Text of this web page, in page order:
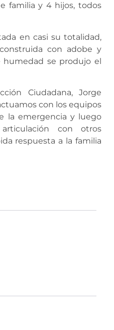
familia y 4 hijos, todos
en casi su totalidad,
con adobe y
se produjo el
Ciudadana, Jorge
con los equipos
la emergencia y luego
con otros
respuesta a la familia